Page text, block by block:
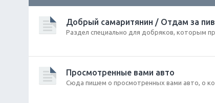
Добрый самаритянин / Отдам за
Раздел специально для добряков, которым
Просмотренные вами авто
Сюда пишем о просмотренных вами авто, о